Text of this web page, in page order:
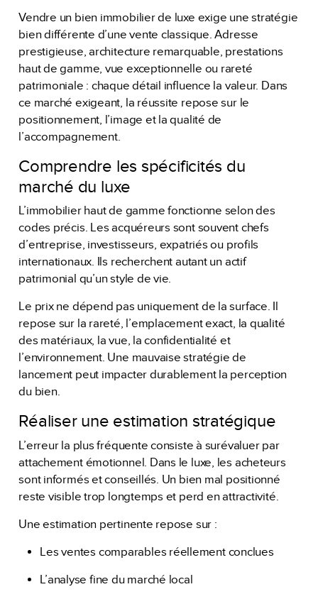
Vendre un bien immobilier de luxe exige une stratégie
bien différente d’une vente classique. Adresse
prestigieuse, architecture remarquable, prestations
haut de gamme, vue exceptionnelle ou rareté
patrimoniale : chaque détail influence la valeur. Dans
ce marché exigeant, la réussite repose sur le
positionnement, l’image et la qualité de
l’accompagnement.
Comprendre les spécificités du
marché du luxe
L’immobilier haut de gamme fonctionne selon des
codes précis. Les acquéreurs sont souvent chefs
d’entreprise, investisseurs, expatriés ou profils
internationaux. Ils recherchent autant un actif
patrimonial qu’un style de vie.
Le prix ne dépend pas uniquement de la surface. Il
repose sur la rareté, l’emplacement exact, la qualité
des matériaux, la vue, la confidentialité et
l’environnement. Une mauvaise stratégie de
lancement peut impacter durablement la perception
du bien.
Réaliser une estimation stratégique
L’erreur la plus fréquente consiste à surévaluer par
attachement émotionnel. Dans le luxe, les acheteurs
sont informés et conseillés. Un bien mal positionné
reste visible trop longtemps et perd en attractivité.
Une estimation pertinente repose sur :
Les ventes comparables réellement conclues
L’analyse fine du marché local